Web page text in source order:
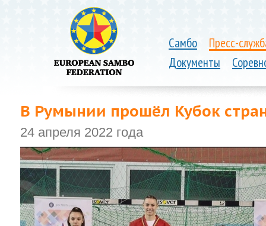
Самбо
Пресс-
Документы
В Румынии прошёл Кубок
24 апреля 2022 года